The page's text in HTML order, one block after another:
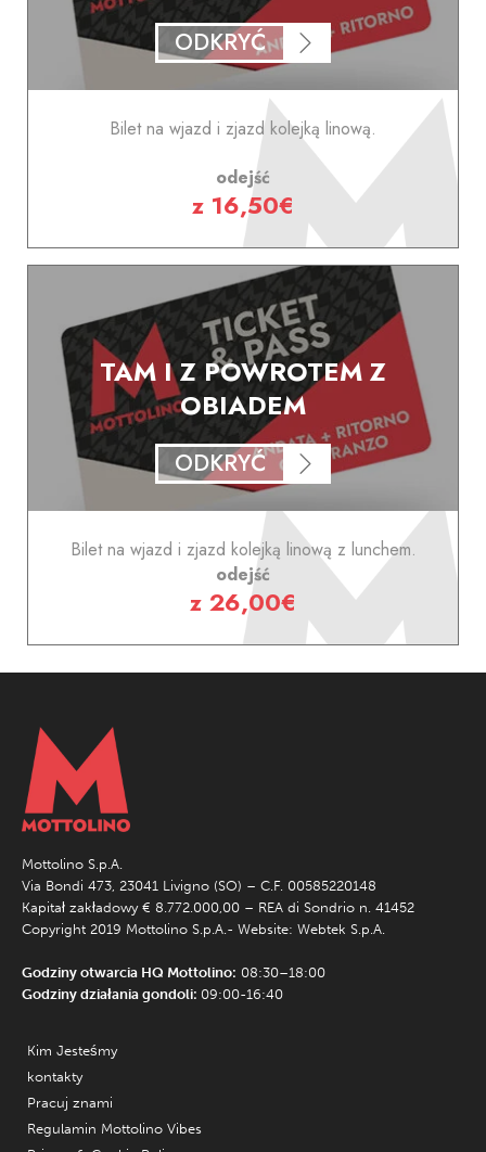
ODKRYĆ
Bilet na wjazd i zjazd kolejką linową.
odejść
z 16,50€
TAM I Z POWROTEM Z
OBIADEM
ODKRYĆ
Bilet na wjazd i zjazd kolejką linową z lunchem.
odejść
z 26,00€
Mottolino S.p.A.
Via Bondi 473, 23041 Livigno (SO) – C.F. 00585220148
Kapitał zakładowy € 8.772.000,00 – REA di Sondrio n. 41452
Copyright 2019 Mottolino S.p.A.- Website: Webtek S.p.A.
Godziny otwarcia HQ Mottolino: 08:30–18:00
Godziny działania gondoli: 09:00-16:40
Kim Jesteśmy
kontakty
Pracuj znami
Regulamin Mottolino Vibes